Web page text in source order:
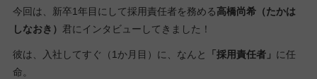
今回は、新卒1年目にして採用責任者を務める高橋尚希（たかは
しなおき） 君にインタビューしてきました！
彼は、入社してすぐ（1か月目）に、なんと 「採用責任者」 に任
命。